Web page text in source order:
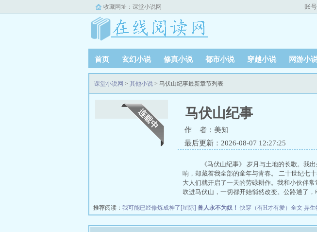
收藏网址： 课堂小说网 账号
首页 玄幻小说 修真小说 都市小说 穿越小说 网游小
课堂小说网 > 其他小说 > 马伏山纪事最新章节列表
马伏山纪事
作 者：美知
最后更新：2026-08-07 12:27:25
《马伏山纪事》 岁月与土地的长歌。我
响，却藏着我全部的童年与青春。 二十世纪七
大人们就开启了一天的劳碌耕作。我和小伙伴
吹进马伏山，一切都开始悄然改变。公路通了
推荐阅读： 我可能已经修炼成神了[星际] 兽人永不为奴！ 快穿（有H才有爱）全文 异生